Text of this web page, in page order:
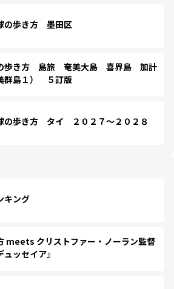
の歩き方 墨田区
歩き方 島旅 奄美大島 喜界島 加計
群島１） ５訂版
の歩き方 タイ ２０２７～２０２８
キング
meets クリストファー・ノーラン監督
ッセイア』